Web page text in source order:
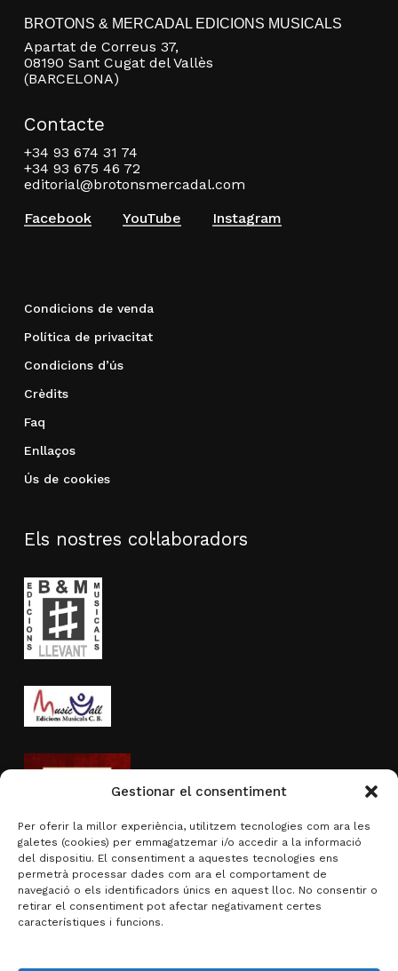
Gestionar el consentiment
Per oferir la millor experiència, utilitzem tecnologies com ara les
galetes (cookies) per emmagatzemar i/o accedir a la informació
del dispositiu. El consentiment a aquestes tecnologies ens
permetrà processar dades com ara el comportament de
navegació o els identificadors únics en aquest lloc. No consentir o
retirar el consentiment pot afectar negativament certes
característiques i funcions.
BROTONS & MERCADAL EDICIONS MUSICALS
Apartat de Correus 37,
08190 Sant Cugat del Vallès
(BARCELONA)
Contacte
+34 93 674 31 74
+34 93 675 46 72
editorial@brotonsmercadal.com
Facebook
YouTube Instagram
Condicions de venda
Política de privacitat
Condicions d’ús
Crèdits
Faq
Enllaços
Ús de cookies
Els nostres col·laboradors
Activitat subvencionada per